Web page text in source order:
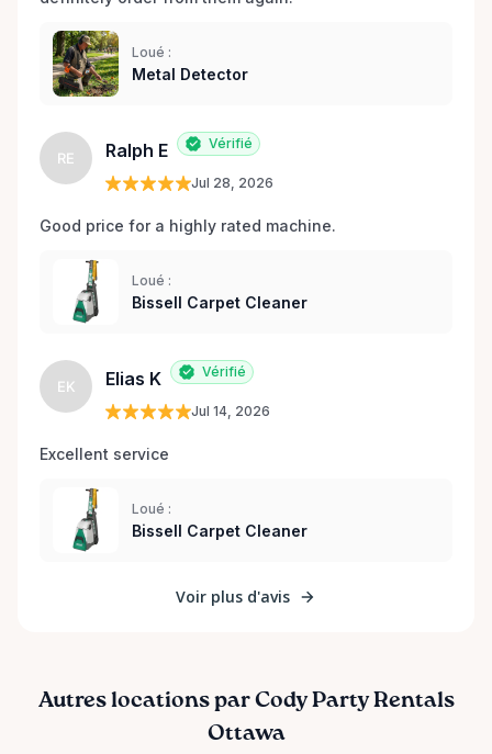
Loué :
Metal Detector
RE Ralph E Vérifié
Jul 28, 2026
Good price for a highly rated machine.
Loué :
Bissell Carpet Cleaner
EK Elias K Vérifié
Jul 14, 2026
Excellent service
Loué :
Bissell Carpet Cleaner
Voir plus d'avis
Autres locations par Cody Party Rentals
Ottawa